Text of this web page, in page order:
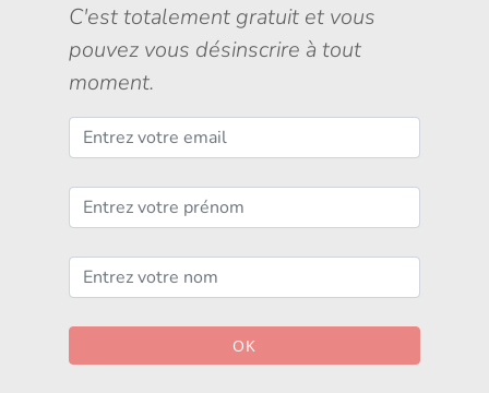
C'est totalement gratuit et vous
pouvez vous désinscrire à tout
moment.
OK